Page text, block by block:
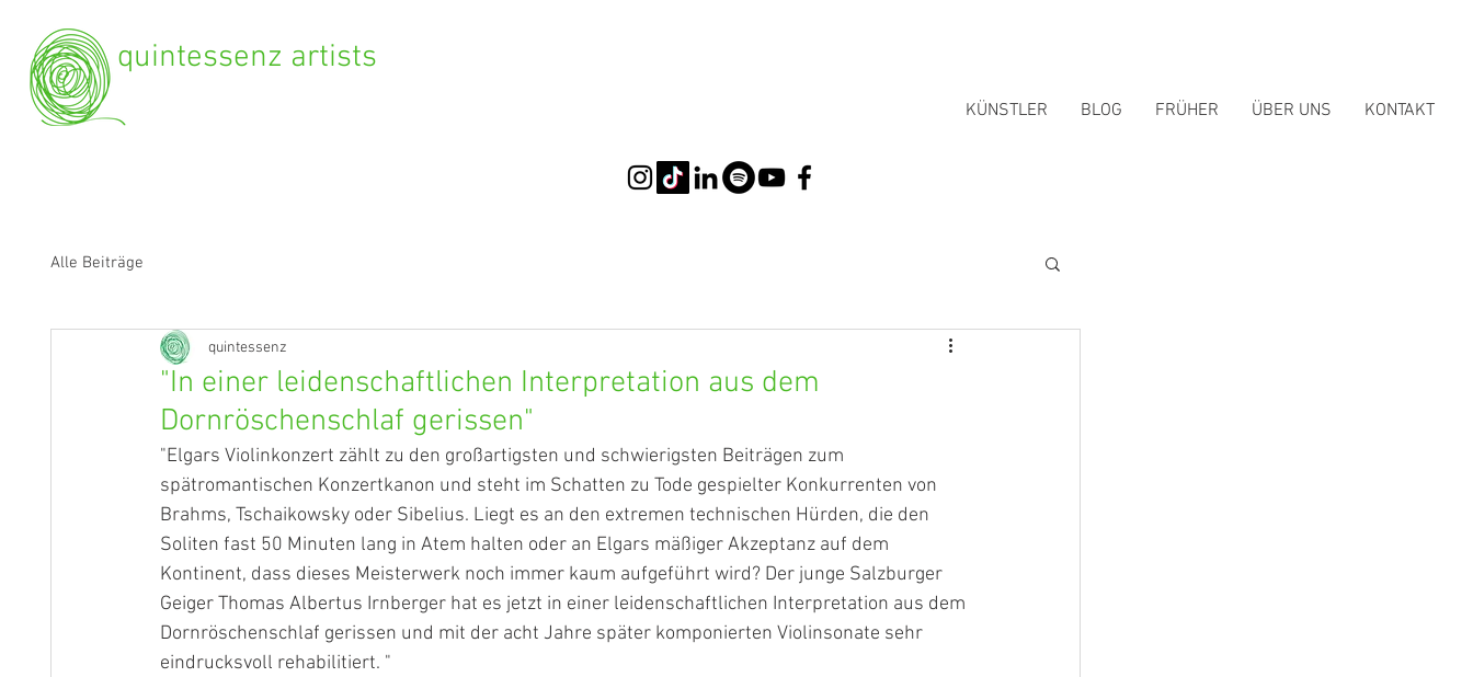
quintessenz artists
KÜNSTLER BLOG FRÜHER ÜBER UNS KONTAKT
Alle Beiträge
"In einer leidenschaftlichen Interpretation aus dem
Dornröschenschlaf gerissen"
quintessenz
"Elgars Violinkonzert zählt zu den großartigsten und schwierigsten Beiträgen zum
spätromantischen Konzertkanon und steht im Schatten zu Tode gespielter Konkurrenten von
Brahms, Tschaikowsky oder Sibelius. Liegt es an den extremen technischen Hürden, die den
Soliten fast 50 Minuten lang in Atem halten oder an Elgars mäßiger Akzeptanz auf dem
Kontinent, dass dieses Meisterwerk noch immer kaum aufgeführt wird? Der junge Salzburger
Geiger Thomas Albertus Irnberger hat es jetzt in einer leidenschaftlichen Interpretation aus dem
Dornröschenschlaf gerissen und mit der acht Jahre später komponierten Violinsonate sehr
eindrucksvoll rehabilitiert. "